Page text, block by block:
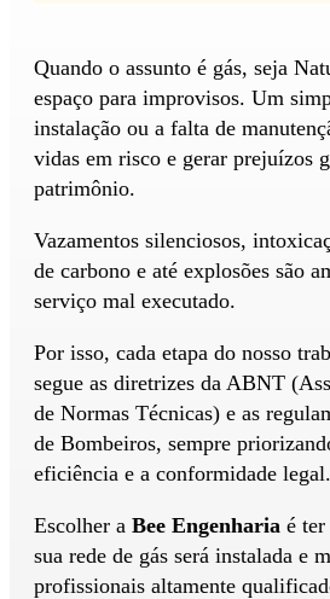
Quando o assunto é gás, seja
espaço para improvisos. Um
instalação ou a falta de
vidas em risco e gerar prejuízos
patrimônio.
Vazamentos silenciosos,
de carbono e até explosões são
serviço mal executado.
Por isso, cada etapa do nosso
segue as diretrizes da ABNT
de Normas Técnicas) e as
de Bombeiros, sempre
eficiência e a conformidade legal.
Escolher a Bee Engenharia é ter
sua rede de gás será instalada e
profissionais altamente